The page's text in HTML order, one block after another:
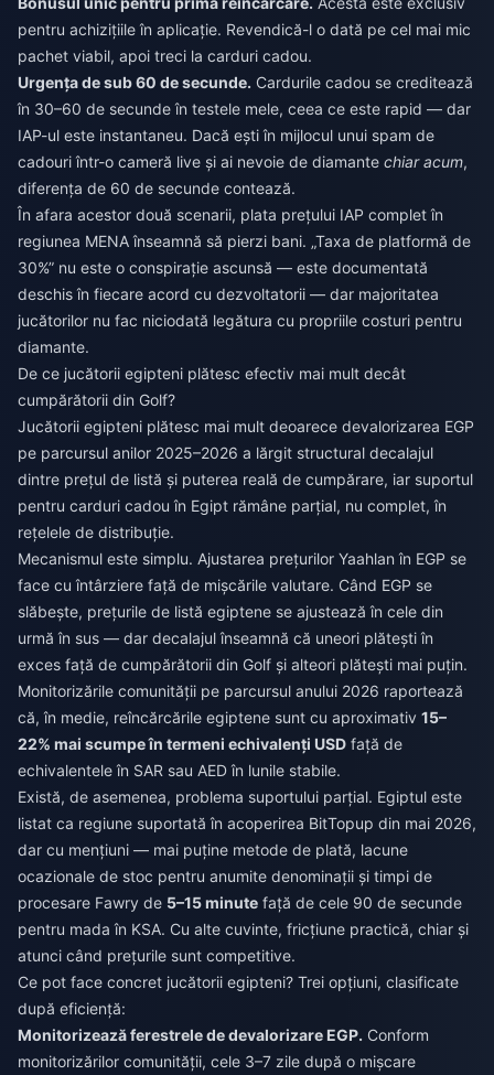
pentru achizițiile în aplicație. Revendică-l o dată pe cel mai mic
pachet viabil, apoi treci la carduri cadou.
Urgența de sub 60 de secunde. Cardurile cadou se creditează
în 30–60 de secunde în testele mele, ceea ce este rapid — dar
IAP-ul este instantaneu. Dacă ești în mijlocul unui spam de
cadouri într-o cameră live și ai nevoie de diamante chiar acum,
diferența de 60 de secunde contează.
În afara acestor două scenarii, plata prețului IAP complet în
regiunea MENA înseamnă să pierzi bani. „Taxa de platformă de
30%” nu este o conspirație ascunsă — este documentată
deschis în fiecare acord cu dezvoltatorii — dar majoritatea
jucătorilor nu fac niciodată legătura cu propriile costuri pentru
diamante.
De ce jucătorii egipteni plătesc efectiv mai mult decât
cumpărătorii din Golf?
Jucătorii egipteni plătesc mai mult deoarece devalorizarea EGP
pe parcursul anilor 2025–2026 a lărgit structural decalajul
dintre prețul de listă și puterea reală de cumpărare, iar suportul
pentru carduri cadou în Egipt rămâne parțial, nu complet, în
rețelele de distribuție.
Mecanismul este simplu. Ajustarea prețurilor Yaahlan în EGP se
face cu întârziere față de mișcările valutare. Când EGP se
slăbește, prețurile de listă egiptene se ajustează în cele din
urmă în sus — dar decalajul înseamnă că uneori plătești în
exces față de cumpărătorii din Golf și alteori plătești mai puțin.
Monitorizările comunității pe parcursul anului 2026 raportează
că, în medie, reîncărcările egiptene sunt cu aproximativ 15–
22% mai scumpe în termeni echivalenți USD față de
echivalentele în SAR sau AED în lunile stabile.
Există, de asemenea, problema suportului parțial. Egiptul este
listat ca regiune suportată în acoperirea BitTopup din mai 2026,
dar cu mențiuni — mai puține metode de plată, lacune
ocazionale de stoc pentru anumite denominații și timpi de
procesare Fawry de 5–15 minute față de cele 90 de secunde
pentru mada în KSA. Cu alte cuvinte, fricțiune practică, chiar și
atunci când prețurile sunt competitive.
Ce pot face concret jucătorii egipteni? Trei opțiuni, clasificate
după eficiență:
Monitorizează ferestrele de devalorizare EGP. Conform
monitorizărilor comunității, cele 3–7 zile după o mișcare